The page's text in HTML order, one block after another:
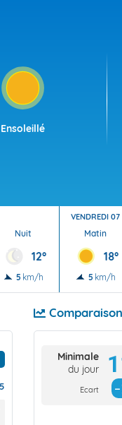
Ensoleillé
Nuit
12°
5 km/h
VENDREDI 07
Matin
18°
5 km/h
Minimale
du jour
Ecart